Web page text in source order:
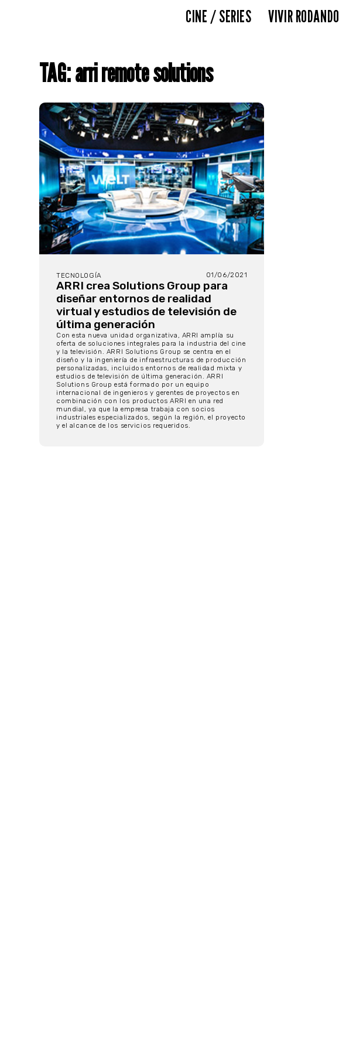
CINE / SERIES VIVIR RODANDO
TAG: arri remote solutions
TECNOLOGÍA 01/06/2021
ARRI crea Solutions Group para
diseñar entornos de realidad
virtual y estudios de televisión de
última generación
Con esta nueva unidad organizativa, ARRI amplía su
oferta de soluciones integrales para la industria del cine
y la televisión. ARRI Solutions Group se centra en el
diseño y la ingeniería de infraestructuras de producción
personalizadas, incluidos entornos de realidad mixta y
estudios de televisión de última generación. ARRI
Solutions Group está formado por un equipo
internacional de ingenieros y gerentes de proyectos en
combinación con los productos ARRI en una red
mundial, ya que la empresa trabaja con socios
industriales especializados, según la región, el proyecto
y el alcance de los servicios requeridos.